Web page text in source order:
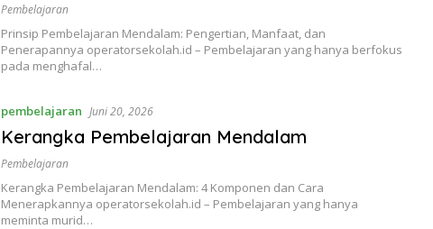
Pembelajaran
Prinsip Pembelajaran Mendalam: Pengertian, Manfaat, dan
Penerapannya operatorsekolah.id – Pembelajaran yang hanya berfokus
pada menghafal…
pembelajaran Juni 20, 2026
Kerangka Pembelajaran Mendalam
Pembelajaran
Kerangka Pembelajaran Mendalam: 4 Komponen dan Cara
Menerapkannya operatorsekolah.id – Pembelajaran yang hanya
meminta murid…